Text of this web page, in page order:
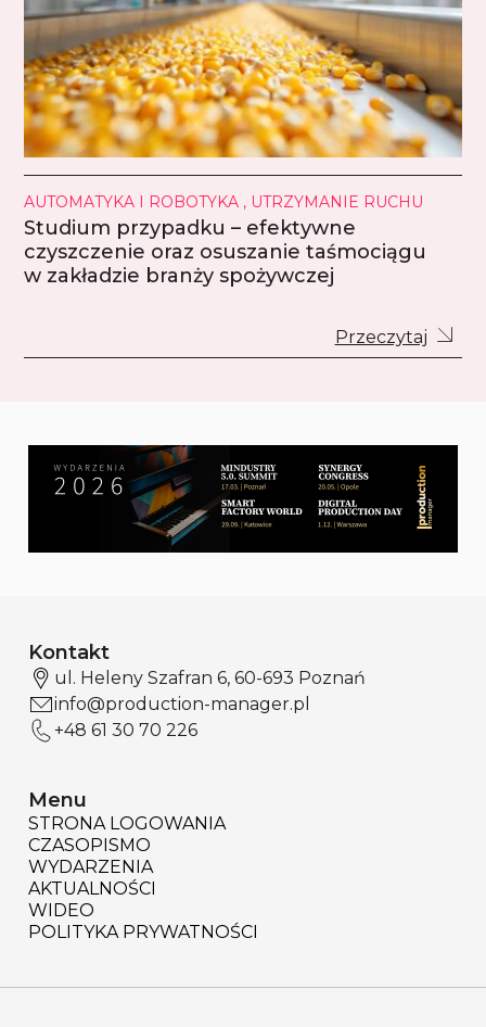
AUTOMATYKA I ROBOTYKA , UTRZYMANIE RUCHU
Studium przypadku – efektywne
czyszczenie oraz osuszanie taśmociągu
w zakładzie branży spożywczej
Przeczytaj
Kontakt
ul. Heleny Szafran 6, 60-693 Poznań
info@production-manager.pl
+48 61 30 70 226
Menu
STRONA LOGOWANIA
CZASOPISMO
WYDARZENIA
AKTUALNOŚCI
WIDEO
POLITYKA PRYWATNOŚCI